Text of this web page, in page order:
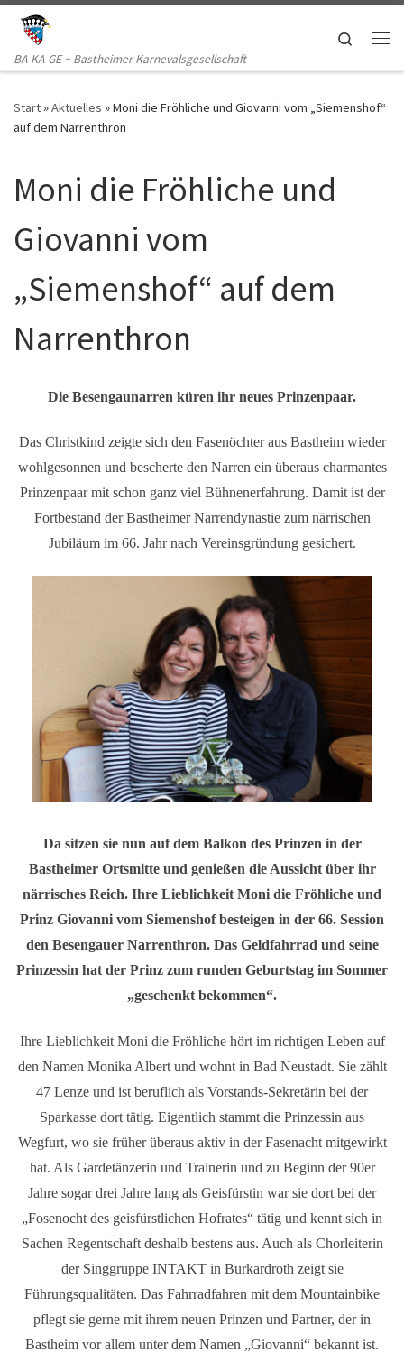
Zum Inhalt springen
BA-KA-GE ~ Bastheimer Karnevalsgesellschaft
Search
Start»Aktuelles »Moni die Fröhliche und Giovanni vom „Siemenshof“
auf dem Narrenthron
Moni die Fröhliche und
Giovanni vom
„Siemenshof“ auf dem
Narrenthron
Die Besengaunarren küren ihr neues Prinzenpaar.
Das Christkind zeigte sich den Fasenöchter aus Bastheim wieder
wohlgesonnen und bescherte den Narren ein überaus charmantes
Prinzenpaar mit schon ganz viel Bühnenerfahrung. Damit ist der
Fortbestand der Bastheimer Narrendynastie zum närrischen
Jubiläum im 66. Jahr nach Vereinsgründung gesichert.
Da sitzen sie nun auf dem Balkon des Prinzen in der
Bastheimer Ortsmitte und genießen die Aussicht über ihr
närrisches Reich. Ihre Lieblichkeit Moni die Fröhliche und
Prinz Giovanni vom Siemenshof besteigen in der 66. Session
den Besengauer Narrenthron. Das Geldfahrrad und seine
Prinzessin hat der Prinz zum runden Geburtstag im Sommer
„geschenkt bekommen“.
Ihre Lieblichkeit Moni die Fröhliche hört im richtigen Leben auf
den Namen Monika Albert und wohnt in Bad Neustadt. Sie zählt
47 Lenze und ist beruflich als Vorstands-Sekretärin bei der
Sparkasse dort tätig. Eigentlich stammt die Prinzessin aus
Wegfurt, wo sie früher überaus aktiv in der Fasenacht mitgewirkt
hat. Als Gardetänzerin und Trainerin und zu Beginn der 90er
Jahre sogar drei Jahre lang als Geisfürstin war sie dort bei der
„Fosenocht des geisfürstlichen Hofrates“ tätig und kennt sich in
Sachen Regentschaft deshalb bestens aus. Auch als Chorleiterin
der Singgruppe INTAKT in Burkardroth zeigt sie
Führungsqualitäten. Das Fahrradfahren mit dem Mountainbike
pflegt sie gerne mit ihrem neuen Prinzen und Partner, der in
Bastheim vor allem unter dem Namen „Giovanni“ bekannt ist.